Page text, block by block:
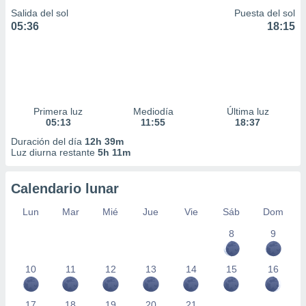
perfiles
uso de
contenido
medir el
del
de
de
uso de
Salida del sol
05:36
Puesta del sol
18:15
Primera luz
05:13
Mediodía
11:55
Última luz
18:37
Duración del día 12h 39m
Luz diurna restante 5h 11m
Calendario lunar
Lun Mar Mié Jue Vie Sáb
Dom
8
9
10 11 12 13 14 15 16